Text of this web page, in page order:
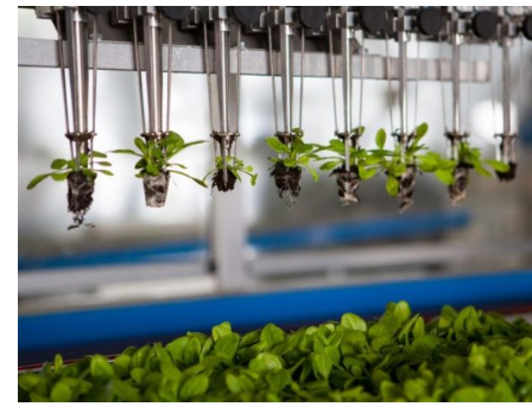
Empresas
de
Agrifoodtech
recaudado
US$24,000
millones
nivel
mundial